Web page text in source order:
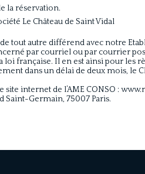
la réservation.
Le Château de Saint Vidal
tout autre différend avec notre
par courriel ou par courrier
loi française. Il en est ainsi pour les
dans un délai de deux mois,
internet de l’AME CONSO :
Germain, 75007 Paris.